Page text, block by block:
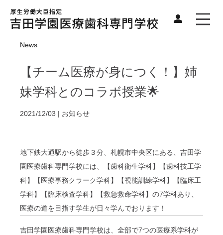
News
【チーム医療が身につく！】姉
妹学科とのコラボ授業🌟
2021/12/03 | お知らせ
地下鉄大通駅から徒歩３分、札幌市中央区にある、吉田学
園医療歯科専門学校には、
【歯科衛生学科】【歯科技工学
科】【医療事務クラーク学科】【視能訓練学科】【臨床工
学科】【臨床検査学科】【救急救命学科】の7学科あり、
医療の道を目指す学生が日々学んでおります！
吉田学園医療歯科専門学校は、全部で7つの医療系学科が